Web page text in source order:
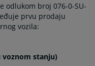
odlukom broj 076-0-SU-
prvu prodaju
vozila:
voznom stanju)